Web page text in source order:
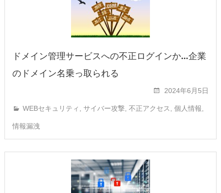
ドメイン管理サービスへの不正ログインか…企業
のドメイン名乗っ取られる
2024年6月5日
WEBセキュリティ サイバー攻撃 不正アクセス 個人情報
情報漏洩